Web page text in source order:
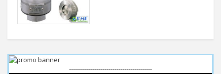
------------------------------------------